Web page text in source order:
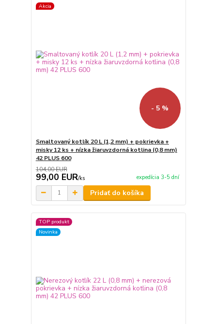
Akcia
- 5 %
Smaltovaný kotlík 20 L (1,2 mm) + pokrievka +
misky 12 ks + nízka žiaruvzdorná kotlina (0,8 mm)
42 PLUS 600
104,00 EUR
99,00 EUR/ks expedícia 3-5 dní
Pridať do košíka
TOP produkt
Novinka